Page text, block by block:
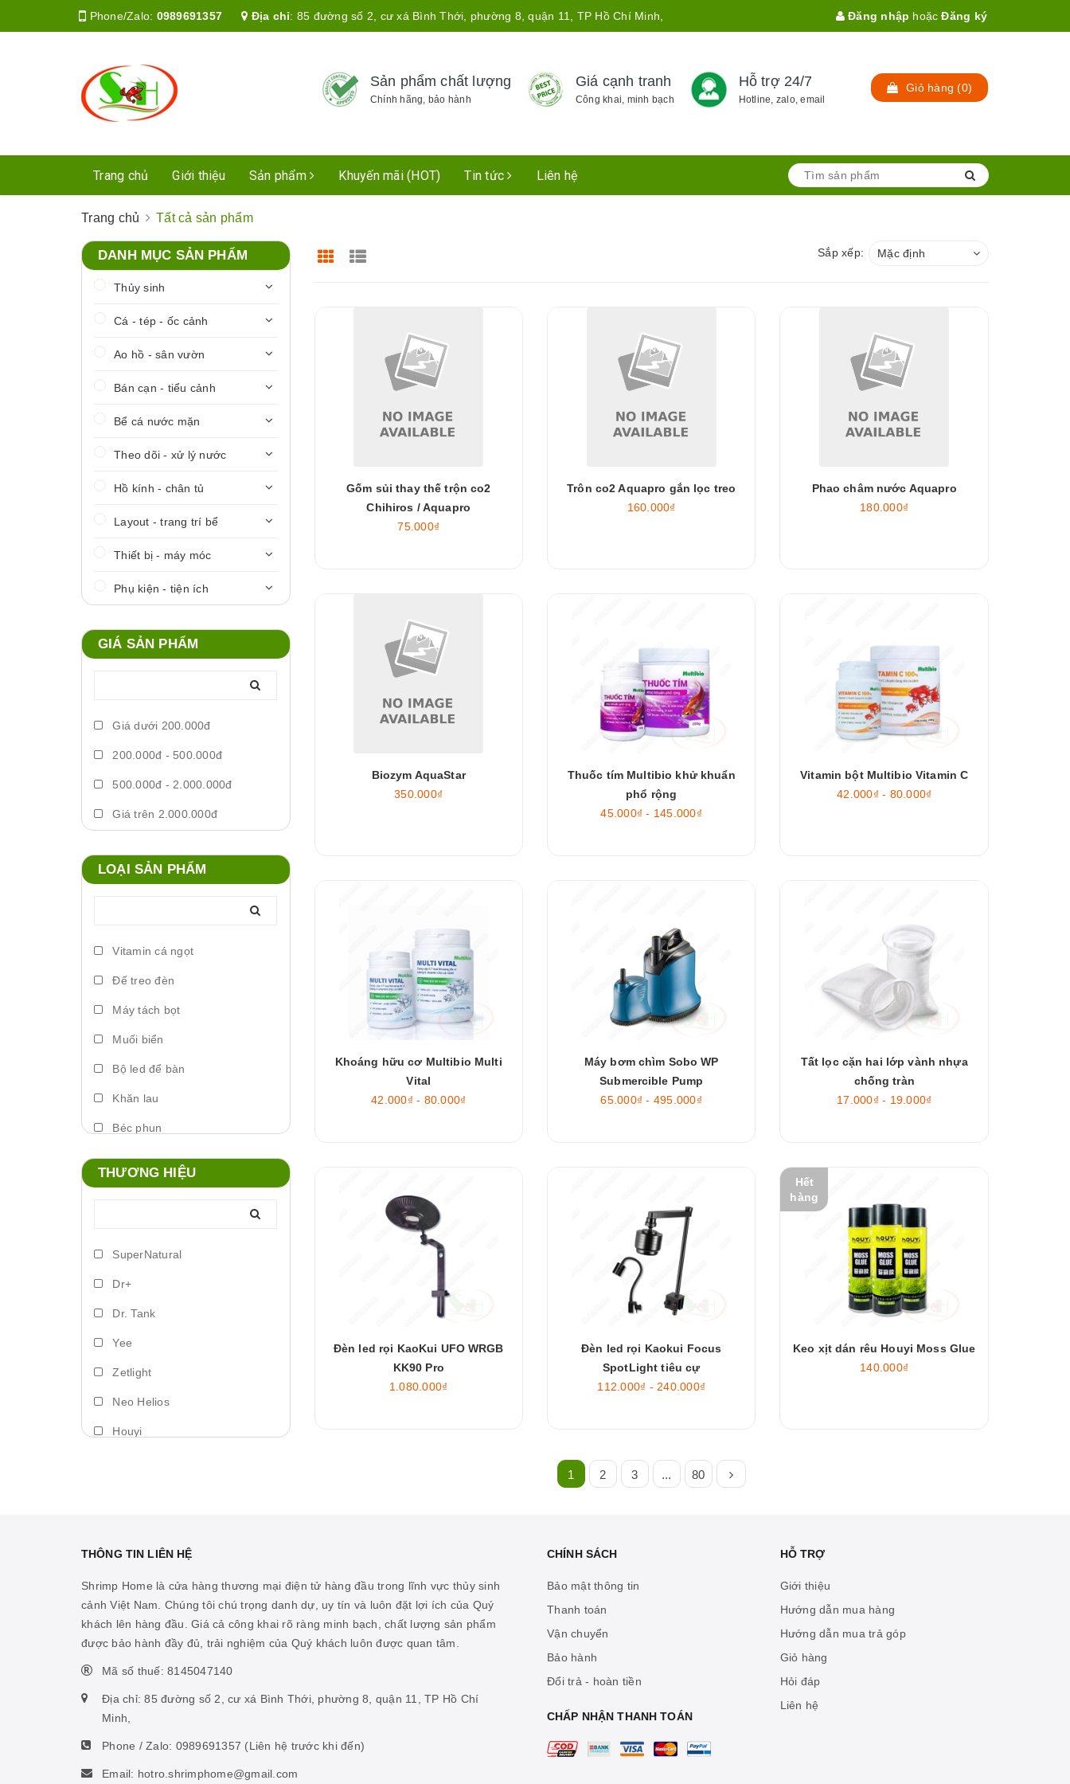
Phone/Zalo: 0989691357 Địa chỉ: 85 đường số 2, cư xá Bình Thới, phường 8, quận 11, TP Hồ Chí Minh, Đăng nhập hoặc Đăng ký
Sản phẩm chất lượng
Chính hãng, bảo hành
Giá cạnh tranh
Công khai, minh bạch
Hỗ trợ 24/7
Hotline, zalo, email
Giỏ hàng (0)
Trang chủ Giới thiệu Sản phẩm Khuyến mãi (HOT) Tin tức Liên hệ
Trang chủ Tất cả sản phẩm
Sắp xếp: Mặc định
Gốm sủi thay thế trộn co2
Chihiros / Aquapro
75.000₫
Trôn co2 Aquapro gắn lọc treo
160.000₫
Phao châm nước Aquapro
180.000₫
Biozym AquaStar
350.000₫
Thuốc tím Multibio khử khuẩn
phổ rộng
45.000₫ - 145.000₫
Vitamin bột Multibio Vitamin C
42.000₫ - 80.000₫
Khoáng hữu cơ Multibio Multi
Vital
42.000₫ - 80.000₫
Máy bơm chìm Sobo WP
Submercible Pump
65.000₫ - 495.000₫
Tất lọc cặn hai lớp vành nhựa
chống tràn
17.000₫ - 19.000₫
Đèn led rọi KaoKui UFO WRGB
KK90 Pro
1.080.000₫
Đèn led rọi Kaokui Focus
SpotLight tiêu cự
112.000₫ - 240.000₫
Hết
hàng
Keo xịt dán rêu Houyi Moss Glue
140.000₫
1 2 3 ... 80
DANH MỤC SẢN PHẨM
Thủy sinh
Cá - tép - ốc cảnh
Ao hồ - sân vườn
Bán cạn - tiểu cảnh
Bể cá nước mặn
Theo dõi - xử lý nước
Hồ kính - chân tủ
Layout - trang trí bể
Thiết bị - máy móc
Phụ kiện - tiện ích
GIÁ SẢN PHẨM
Giá dưới 200.000đ
200.000đ - 500.000đ
500.000đ - 2.000.000đ
Giá trên 2.000.000đ
LOẠI SẢN PHẨM
Vitamin cá ngọt
Đế treo đèn
Máy tách bọt
Muối biển
Bộ led để bàn
Khăn lau
Béc phun
Máy phun sương
Foam xịt
Vitamin cá biển
Hỗ trợ ao hồ
Nhíp
Phụ kiện ấp artemia
Hỗ trợ tiêu hóa
THƯƠNG HIỆU
SuperNatural
Dr+
Dr. Tank
Yee
Zetlight
Neo Helios
Houyi
Dymax
Cibi
KZJ
Mius
KW zone
Coloer
THÔNG TIN LIÊN HỆ
Shrimp Home là cửa hàng thương mại điện tử hàng đầu trong lĩnh vực thủy sinh
cảnh Việt Nam. Chúng tôi chú trọng danh dự, uy tín và luôn đặt lợi ích của Quý
khách lên hàng đầu. Giá cả công khai rõ ràng minh bạch, chất lượng sản phẩm
được bảo hành đầy đủ, trải nghiệm của Quý khách luôn được quan tâm.
Mã số thuế: 8145047140
Địa chỉ: 85 đường số 2, cư xá Bình Thới, phường 8, quận 11, TP Hồ Chí
Minh,
Phone / Zalo: 0989691357 (Liên hệ trước khi đến)
Email: hotro.shrimphome@gmail.com
CHÍNH SÁCH
Bảo mật thông tin
Thanh toán
Vận chuyển
Bảo hành
Đổi trả - hoàn tiền
CHẤP NHẬN THANH TOÁN
HỖ TRỢ
Giới thiệu
Hướng dẫn mua hàng
Hướng dẫn mua trả góp
Giỏ hàng
Hỏi đáp
Liên hệ